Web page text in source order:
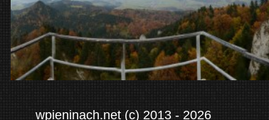
wpieninach.net (c) 2013 - 2026